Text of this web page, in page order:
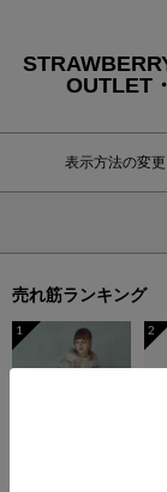
OUTLET
表示方法の変更
売れ筋ランキング
1 2